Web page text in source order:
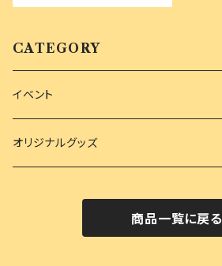
CATEGORY
イベント
オリジナルグッズ
商品一覧に戻る